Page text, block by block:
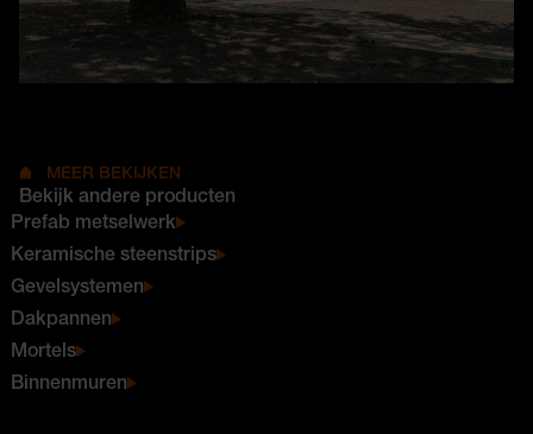
MEER BEKIJKEN
Bekijk andere producten
Prefab metselwerk
Keramische steenstrips
Gevelsystemen
Dakpannen
Mortels
Binnenmuren